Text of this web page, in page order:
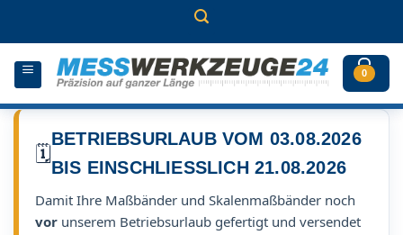
0
🗓️
BETRIEBSURLAUB VOM 03.08.2026
BIS EINSCHLIESSLICH 21.08.2026
Damit Ihre Maßbänder und Skalenmaßbänder noch
vor unserem Betriebsurlaub gefertigt und versendet